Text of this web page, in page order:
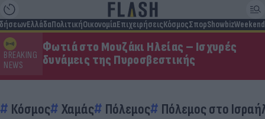
ΕλλάδαΠολιτικήΟικονομίαΕπιχειρήσειςΚόσμοςΣπορShowbizWeekend
BREAKING
NEWS
Φωτιά στο Μουζάκι Ηλείας – Ισχυρές
δυνάμεις της Πυροσβεστικής
Κόσμος Χαμάς Πόλεμος Πόλεμος στο